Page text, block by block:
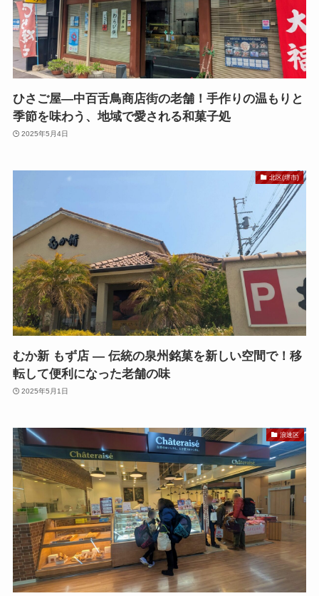
ひさご屋—中百舌鳥商店街の老舗！手作りの温もりと
季節を味わう、地域で愛される和菓子処
2025年5月4日
北区(堺市)
むか新 もず店 — 伝統の泉州銘菓を新しい空間で！移
転して便利になった老舗の味
2025年5月1日
浪速区